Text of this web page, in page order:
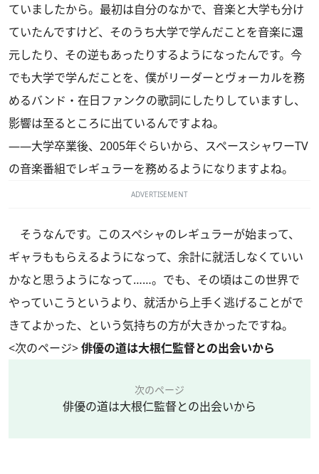
ていましたから。最初は自分のなかで、音楽と大学も分け
ていたんですけど、そのうち大学で学んだことを音楽に還
元したり、その逆もあったりするようになったんです。今
でも大学で学んだことを、僕がリーダーとヴォーカルを務
めるバンド・在日ファンクの歌詞にしたりしていますし、
影響は至るところに出ているんですよね。
――大学卒業後、2005年ぐらいから、スペースシャワーTV
の音楽番組でレギュラーを務めるようになりますよね。
ADVERTISEMENT
そうなんです。このスペシャのレギュラーが始まって、
ギャラももらえるようになって、余計に就活しなくていい
かなと思うようになって……。でも、その頃はこの世界で
やっていこうというより、就活から上手く逃げることがで
きてよかった、という気持ちの方が大きかったですね。
<次のページ>俳優の道は大根仁監督との出会いから
次のページ
俳優の道は大根仁監督との出会いから